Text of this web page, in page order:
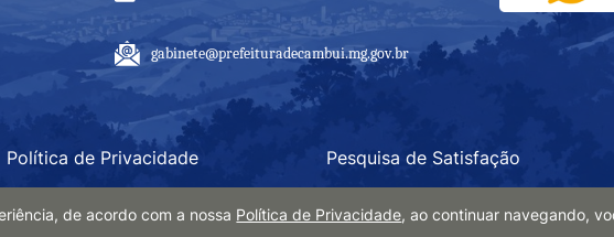
gabinete@prefeituradecambui.mg.gov.br
Política de Privacidade Pesquisa de Satisfação
de acordo com a nossa Política de Privacidade, ao continuar navegando,